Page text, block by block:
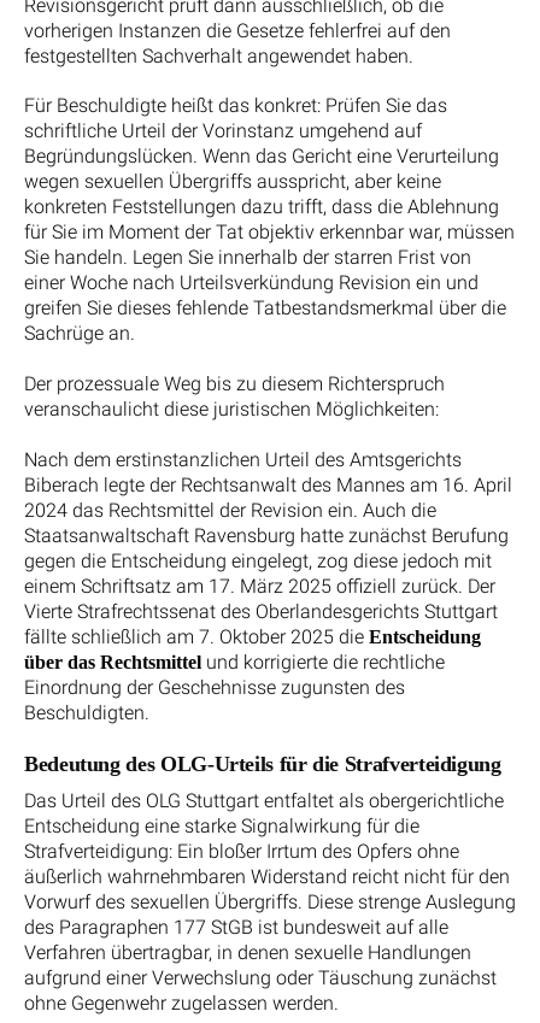
Revisionsgericht prüft dann ausschließlich, ob die
vorherigen Instanzen die Gesetze fehlerfrei auf den
festgestellten Sachverhalt angewendet haben.
Für Beschuldigte heißt das konkret: Prüfen Sie das
schriftliche Urteil der Vorinstanz umgehend auf
Begründungslücken. Wenn das Gericht eine Verurteilung
wegen sexuellen Übergriffs ausspricht, aber keine
konkreten Feststellungen dazu trifft, dass die Ablehnung
für Sie im Moment der Tat objektiv erkennbar war, müssen
Sie handeln. Legen Sie innerhalb der starren Frist von
einer Woche nach Urteilsverkündung Revision ein und
greifen Sie dieses fehlende Tatbestandsmerkmal über die
Sachrüge an.
Der prozessuale Weg bis zu diesem Richterspruch
veranschaulicht diese juristischen Möglichkeiten:
Nach dem erstinstanzlichen Urteil des Amtsgerichts
Biberach legte der Rechtsanwalt des Mannes am 16. April
2024 das Rechtsmittel der Revision ein. Auch die
Staatsanwaltschaft Ravensburg hatte zunächst Berufung
gegen die Entscheidung eingelegt, zog diese jedoch mit
einem Schriftsatz am 17. März 2025 offiziell zurück. Der
Vierte Strafrechtssenat des Oberlandesgerichts Stuttgart
fällte schließlich am 7. Oktober 2025 die Entscheidung
über das Rechtsmittel und korrigierte die rechtliche
Einordnung der Geschehnisse zugunsten des
Beschuldigten.
Bedeutung des OLG-Urteils für die Strafverteidigung
Das Urteil des OLG Stuttgart entfaltet als obergerichtliche
Entscheidung eine starke Signalwirkung für die
Strafverteidigung: Ein bloßer Irrtum des Opfers ohne
äußerlich wahrnehmbaren Widerstand reicht nicht für den
Vorwurf des sexuellen Übergriffs. Diese strenge Auslegung
des Paragraphen 177 StGB ist bundesweit auf alle
Verfahren übertragbar, in denen sexuelle Handlungen
aufgrund einer Verwechslung oder Täuschung zunächst
ohne Gegenwehr zugelassen werden.